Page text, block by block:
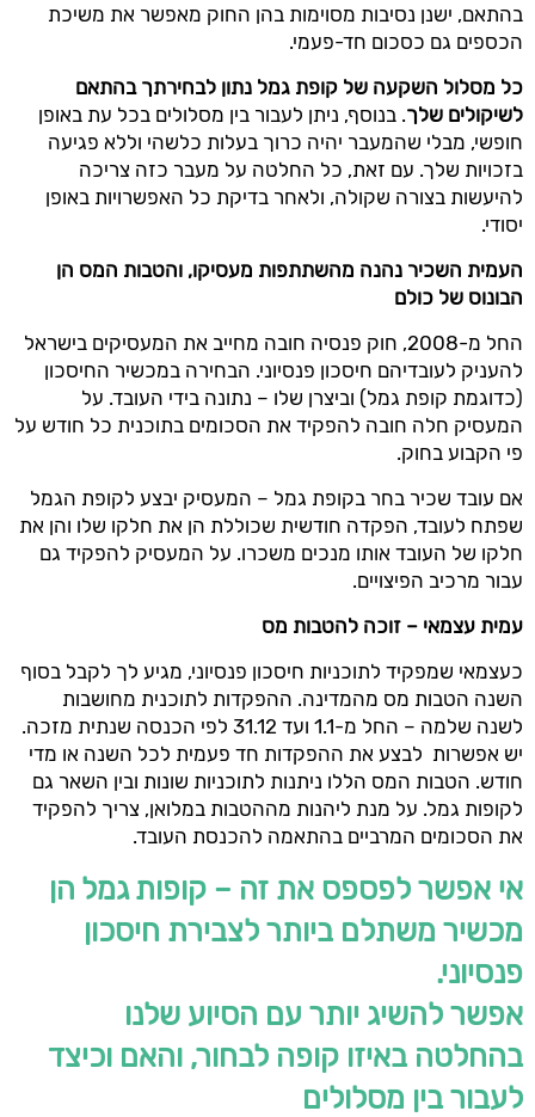
בהתאם, ישנן נסיבות מסוימות בהן החוק מאפשר את משיכת
הכספים גם כסכום חד-פעמי.
כל מסלול השקעה של קופת גמל נתון לבחירתך בהתאם
לשיקולים שלך. בנוסף, ניתן לעבור בין מסלולים בכל עת באופן
חופשי, מבלי שהמעבר יהיה כרוך בעלות כלשהי וללא פגיעה
בזכויות שלך. עם זאת, כל החלטה על מעבר כזה צריכה
להיעשות בצורה שקולה, ולאחר בדיקת כל האפשרויות באופן
יסודי.
העמית השכיר נהנה מהשתתפות מעסיקו, והטבות המס הן
הבונוס של כולם
החל מ-2008, חוק פנסיה חובה מחייב את המעסיקים בישראל
להעניק לעובדיהם חיסכון פנסיוני. הבחירה במכשיר החיסכון
(כדוגמת קופת גמל) וביצרן שלו – נתונה בידי העובד. על
המעסיק חלה חובה להפקיד את הסכומים בתוכנית כל חודש על
פי הקבוע בחוק.
אם עובד שכיר בחר בקופת גמל – המעסיק יבצע לקופת הגמל
שפתח לעובד, הפקדה חודשית שכוללת הן את חלקו שלו והן את
חלקו של העובד אותו מנכים משכרו. על המעסיק להפקיד גם
עבור מרכיב הפיצויים.
עמית עצמאי – זוכה להטבות מס
כעצמאי שמפקיד לתוכניות חיסכון פנסיוני, מגיע לך לקבל בסוף
השנה הטבות מס מהמדינה. ההפקדות לתוכנית מחושבות
לשנה שלמה – החל מ-1.1 ועד 31.12 לפי הכנסה שנתית מזכה.
יש אפשרות לבצע את ההפקדות חד פעמית לכל השנה או מדי
חודש. הטבות המס הללו ניתנות לתוכניות שונות ובין השאר גם
לקופות גמל. על מנת ליהנות מההטבות במלואן, צריך להפקיד
את הסכומים המרביים בהתאמה להכנסת העובד.
אי אפשר לפספס את זה – קופות גמל הן
מכשיר משתלם ביותר לצבירת חיסכון
פנסיוני.
אפשר להשיג יותר עם הסיוע שלנו
בהחלטה באיזו קופה לבחור, והאם וכיצד
לעבור בין מסלולים